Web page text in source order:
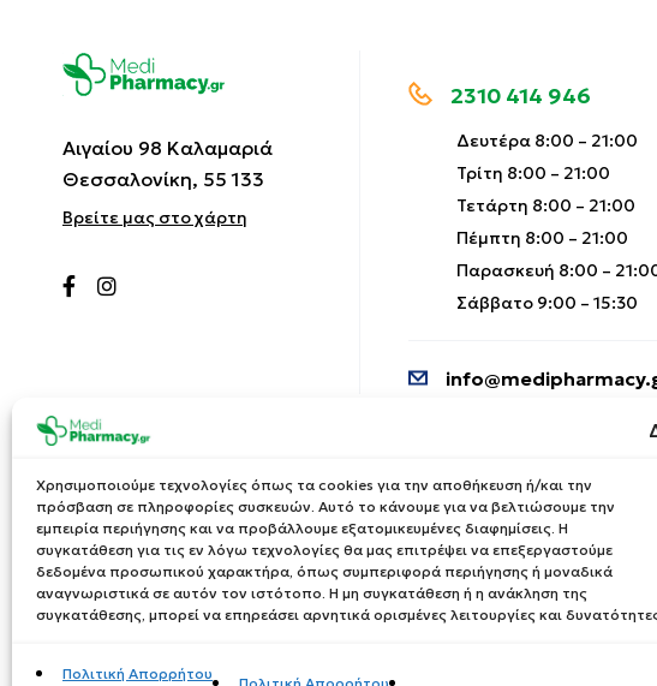
Χρησιμοποιούμε τεχνολογίες όπως τα cookies για την αποθήκευση ή/και την
πρόσβαση σε πληροφορίες συσκευών. Αυτό το κάνουμε για να βελτιώσουμε την
εμπειρία περιήγησης και να προβάλλουμε εξατομικευμένες διαφημίσεις. Η
συγκατάθεση για τις εν λόγω τεχνολογίες θα μας επιτρέψει να επεξεργαστούμε
δεδομένα προσωπικού χαρακτήρα, όπως συμπεριφορά περιήγησης ή μοναδικά
αναγνωριστικά σε αυτόν τον ιστότοπο. Η μη συγκατάθεση ή η ανάκληση της
συγκατάθεσης, μπορεί να επηρεάσει αρνητικά ορισμένες λειτουργίες και
Πολιτική Απορρήτου
Αιγαίου 98 Καλαμαριά
Θεσσαλονίκη, 55 133
Βρείτε μας στο χάρτη
2310 414 946
Δευτέρα 8:00 – 21:00
Τρίτη 8:00 – 21:00
Τετάρτη 8:00 – 21:00
Πέμπτη 8:00 – 21:00
Παρασκευή 8:00 –
Σάββατο 9:00 – 15:30
Copyright